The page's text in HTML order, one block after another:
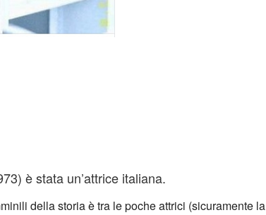
è stata un’attrice italiana.
della storia è tra le poche attrici (sicuramente la